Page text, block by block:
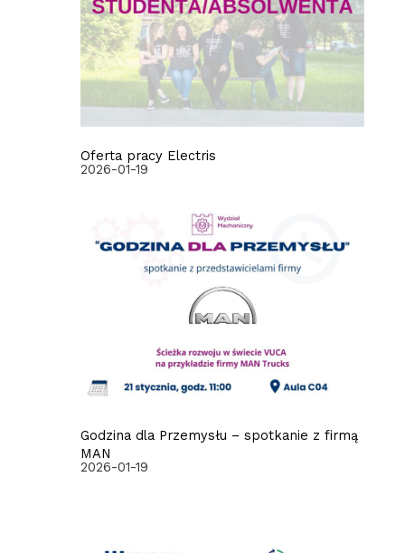
Oferta pracy Electris
2026-01-19
Godzina dla Przemysłu – spotkanie z firmą
MAN
2026-01-19